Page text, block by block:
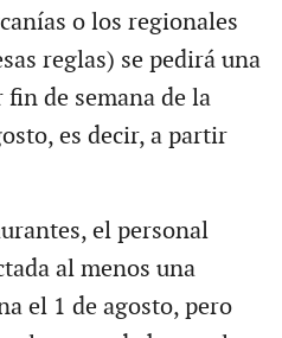
o los regionales
reglas) se pedirá una
de semana de la
es decir, a partir
el personal
al menos una
el 1 de agosto, pero